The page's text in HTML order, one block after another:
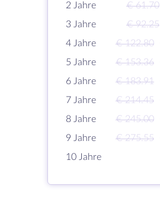
2 Jahre
€ 61.70
3 Jahre
€ 92.25
4 Jahre
€ 122.80
5 Jahre
€ 153.36
6 Jahre
€ 183.91
7 Jahre
€ 214.45
8 Jahre
€ 245.00
9 Jahre
€ 275.55
10 Jahre